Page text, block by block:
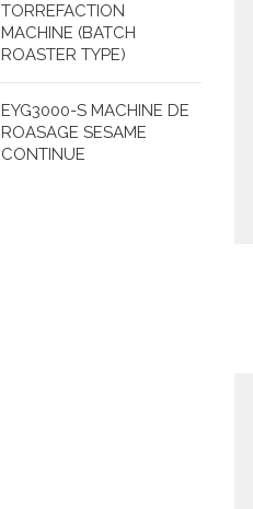
TORREFACTION
MACHINE (BATCH
ROASTER TYPE)
EYG3000-S MACHINE DE
ROASAGE SESAME
CONTINUE